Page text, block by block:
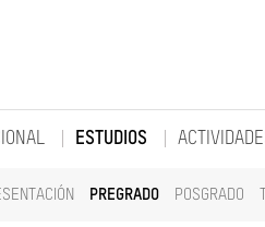
ESTUDIOS
PREGRADO POSGRADO